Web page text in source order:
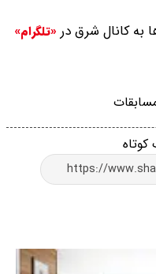
به کانال شرق در «تلگرام»
کوتاه